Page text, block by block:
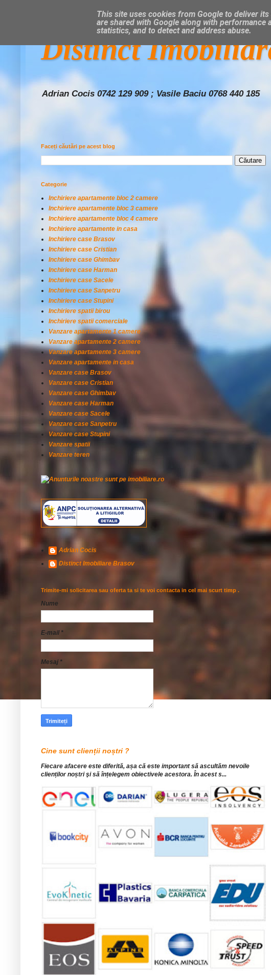
Distinct
Adrian Cocis 0742 129 909 ; Vasile Baciu 0768 440 185
Faceți căutări pe acest blog
Categorie
Inchiriere apartamente bloc 2 camere
Inchiriere apartamente bloc 3 camere
Inchiriere apartamente bloc 4 camere
Inchiriere apartamente in casa
Inchiriere case Brasov
Inchiriere case Cristian
Inchiriere case Ghimbav
Inchiriere case Harman
Inchiriere case Sacele
Inchiriere case Sanpetru
Inchiriere case Stupini
Inchiriere spatii birou
Inchiriere spatii comerciale
Vanzare apartamente 1 camere
Vanzare apartamente 2 camere
Vanzare apartamente 3 camere
Vanzare apartamente in casa
Vanzare case Brasov
Vanzare case Cristian
Vanzare case Ghimbav
Vanzare case Harman
Vanzare case Sacele
Vanzare case Sanpetru
Vanzare case Stupini
Vanzare spatii
Vanzare teren
Adrian Cocis
Distinct Imobiliare Brasov
Trimite-mi solicitarea sau oferta ta si te voi contacta in cel mai scurt timp .
Nume
E-mail *
Mesaj *
Cine sunt clienții noștri ?
Fiecare afacere este diferită, așa că este important să ascultăm nevoile
clienților noștri şi să înțelegem obiectivele acestora. În acest s...
This site uses cookies from Google to deliver
are shared with Google along with
statistics, and to detect and address abuse.